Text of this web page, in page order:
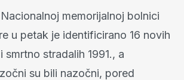
memorijalnoj bolnici
u petak je identificirano 16 novih
smrtno stradalih 1991., a
su bili nazočni, pored